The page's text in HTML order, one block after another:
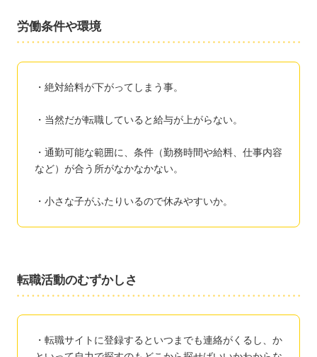
労働条件や環境
・絶対給料が下がってしまう事。
・当然だが転職していると給与が上がらない。
・通勤可能な範囲に、条件（勤務時間や給料、仕事内容
など）が合う所がなかなかない。
・小さな子がふたりいるので休みやすいか。
転職活動のむずかしさ
・転職サイトに登録するといつまでも連絡がくるし、か